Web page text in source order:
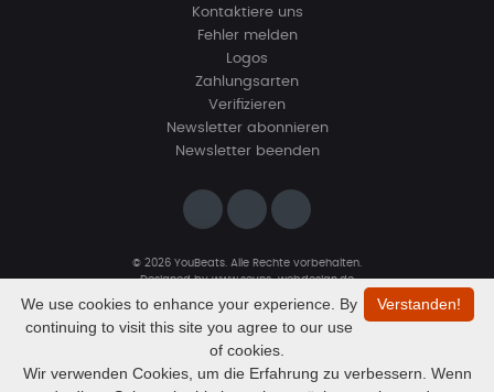
Kontaktiere uns
Fehler melden
Logos
Zahlungsarten
Verifizieren
Newsletter abonnieren
Newsletter beenden
© 2026 YouBeats. Alle Rechte vorbehalten.
Designed bywww.sevns-webdesign.de
Verstanden!
We use cookies to enhance your experience. By
continuing to visit this site you agree to our use
of cookies.
Wir verwenden Cookies, um die Erfahrung zu verbessern. Wenn